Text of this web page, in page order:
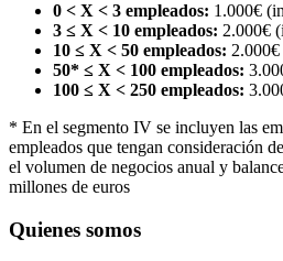
0 < X < 3 empleados: 1.000€
3 ≤ X < 10 empleados: 2.000€
10 ≤ X < 50 empleados:
50* ≤ X < 100 empleados:
100 ≤ X < 250 empleados:
* En el segmento IV se incluyen las
empleados que tengan consideración
el volumen de negocios anual y
millones de euros
Quienes somos